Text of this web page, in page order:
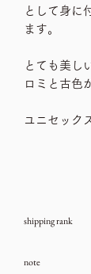
として身に
ます。
とても美し
ロミと古色
ユニセック
shipping rank
→送料一覧
note